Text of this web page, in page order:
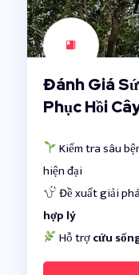
Đánh Giá
Phục Hồi
Kiểm tra sâu
hiện đại
Đề xuất giải
hợp lý
Hỗ trợcứu